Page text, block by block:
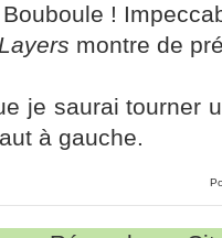
!
montre de
je saurai tourner
à gauche.